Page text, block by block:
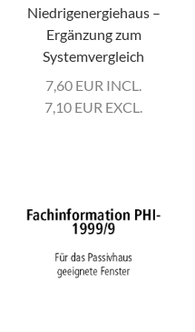
Niedrigenergiehaus –
Ergänzung zum
Systemvergleich
7,60 EUR INCL.
7,10 EUR EXCL.